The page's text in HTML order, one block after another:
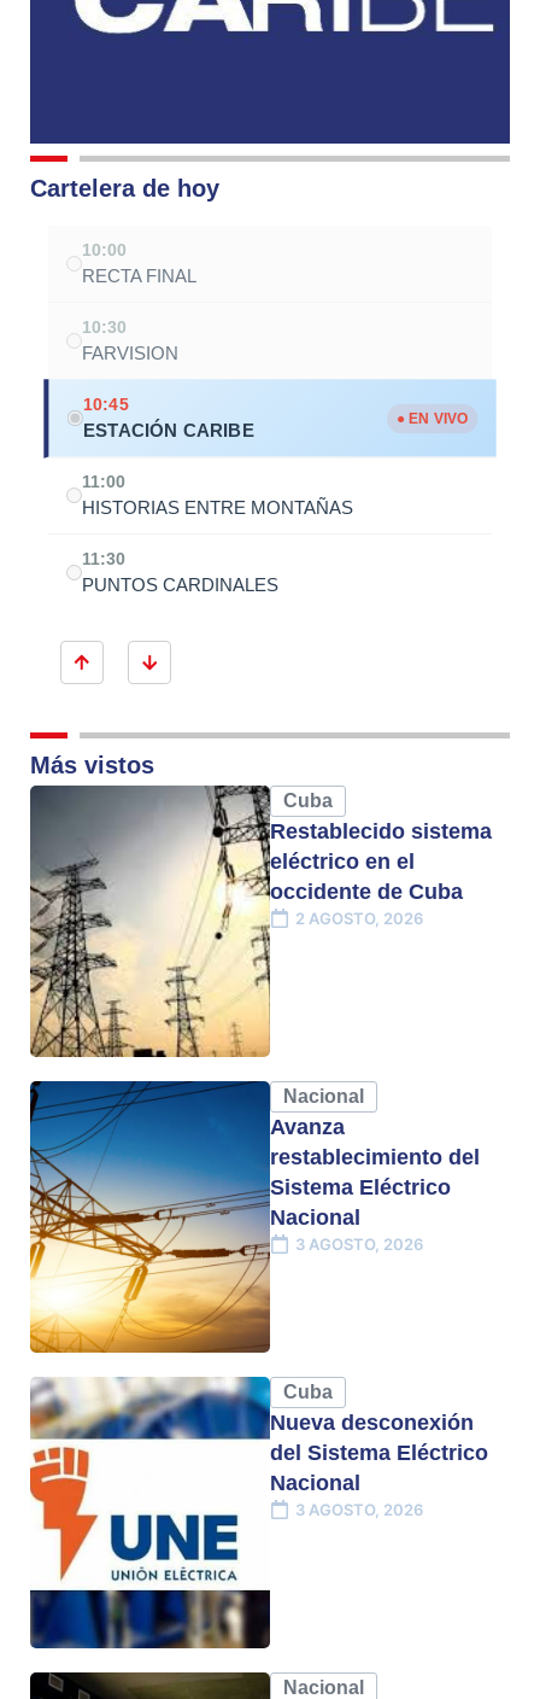
Cartelera de hoy
10:00
RECTA FINAL
10:30
FARVISION
10:45
ESTACIÓN CARIBE
● EN VIVO
11:00
HISTORIAS ENTRE MONTAÑAS
11:30
PUNTOS CARDINALES
Más vistos
Cuba
Restablecido sistema
eléctrico en el
occidente de Cuba
2 AGOSTO, 2026
Nacional
Avanza
restablecimiento del
Sistema Eléctrico
Nacional
3 AGOSTO, 2026
Cuba
Nueva desconexión
del Sistema Eléctrico
Nacional
3 AGOSTO, 2026
Nacional